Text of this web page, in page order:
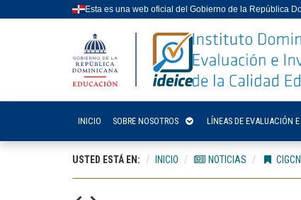
Esta es una web oficial del Gobierno de la República
INICIO SOBRE NOSOTROS LÍNEAS DE EVALUACIÓN
USTED ESTÁ EN: INICIO NOTICIAS CIGCN